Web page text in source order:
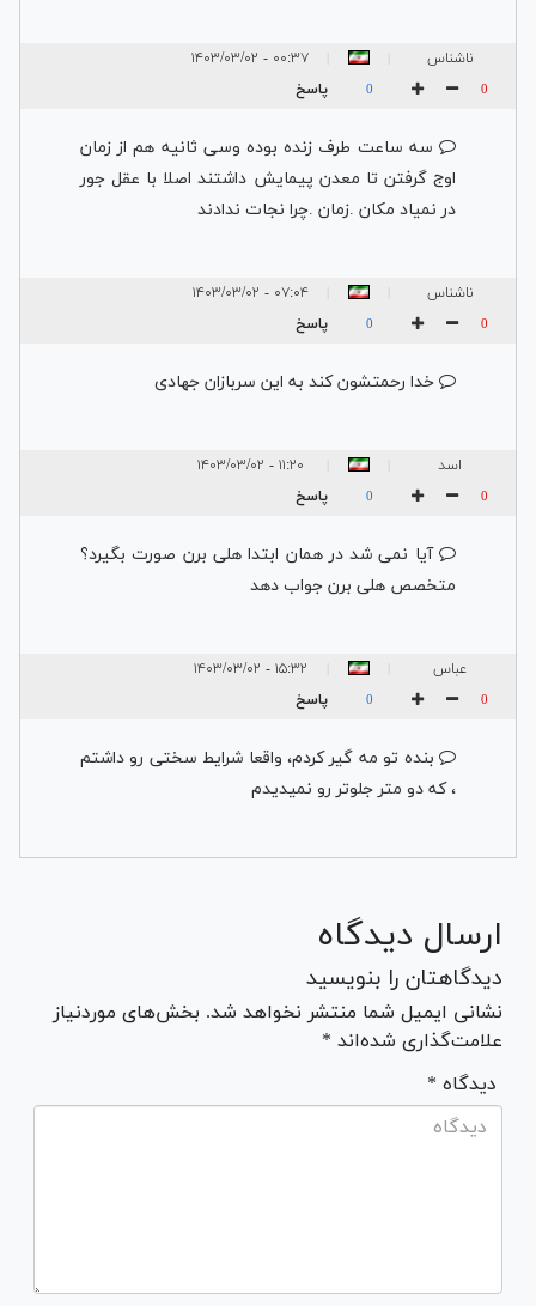
ناشناس ۰۰:۳۷ - ۱۴۰۳/۰۳/۰۲
0
0 پاسخ
سه ساعت طرف زنده بوده وسی ثانیه هم از زمان
اوج گرفتن تا معدن پیمایش داشتند اصلا با عقل جور
در نمیاد مکان .زمان .چرا نجات ندادند
ناشناس ۰۷:۰۴ - ۱۴۰۳/۰۳/۰۲
0
0 پاسخ
خدا رحمتشون کند به این سربازان جهادی
اسد ۱۱:۲۰ - ۱۴۰۳/۰۳/۰۲
0
0 پاسخ
آیا نمی شد در همان ابتدا هلی برن صورت بگیرد؟
متخصص هلی برن جواب دهد
عباس ۱۵:۳۲ - ۱۴۰۳/۰۳/۰۲
0
0 پاسخ
بنده تو مه گیر کردم، واقعا شرایط سختی رو داشتم
، که دو متر جلوتر رو نمیدیدم
ارسال دیدگاه
دیدگاهتان را بنویسید
نشانی ایمیل شما منتشر نخواهد شد. بخش‌های موردنیاز
علامت‌گذاری شده‌اند *
* دیدگاه